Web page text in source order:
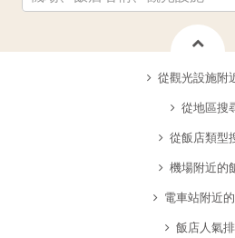
從觀光設施附
從地區搜
從飯店類型
機場附近的
電車站附近
飯店人氣